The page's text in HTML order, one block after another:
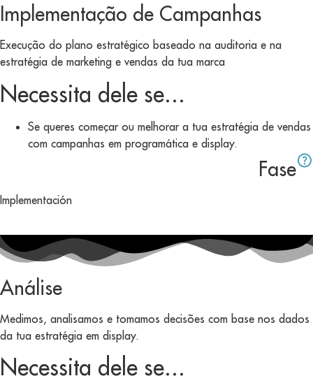
Implementação de Campanhas
Execução do plano estratégico baseado na auditoria e na
estratégia de marketing e vendas da tua marca
Necessita dele se...
Se queres começar ou melhorar a tua estratégia de vendas
com campanhas em programática e display.
Fase
Implementación
Análise
Medimos, analisamos e tomamos decisões com base nos dados
da tua estratégia em display.
Necessita dele se...